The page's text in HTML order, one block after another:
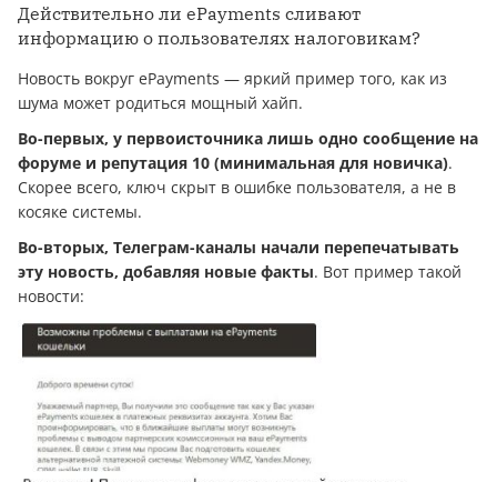
Действительно ли ePayments сливают
информацию о пользователях налоговикам?
Новость вокруг ePayments — яркий пример того, как из
шума может родиться мощный хайп.
Во-первых, у первоисточника лишь одно сообщение на
форуме и репутация 10 (минимальная для новичка).
Скорее всего, ключ скрыт в ошибке пользователя, а не в
косяке системы.
Во-вторых, Телеграм-каналы начали перепечатывать
эту новость, добавляя новые факты. Вот пример такой
новости: